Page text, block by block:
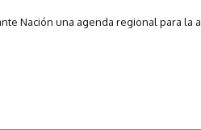
Nación una agenda regional para la